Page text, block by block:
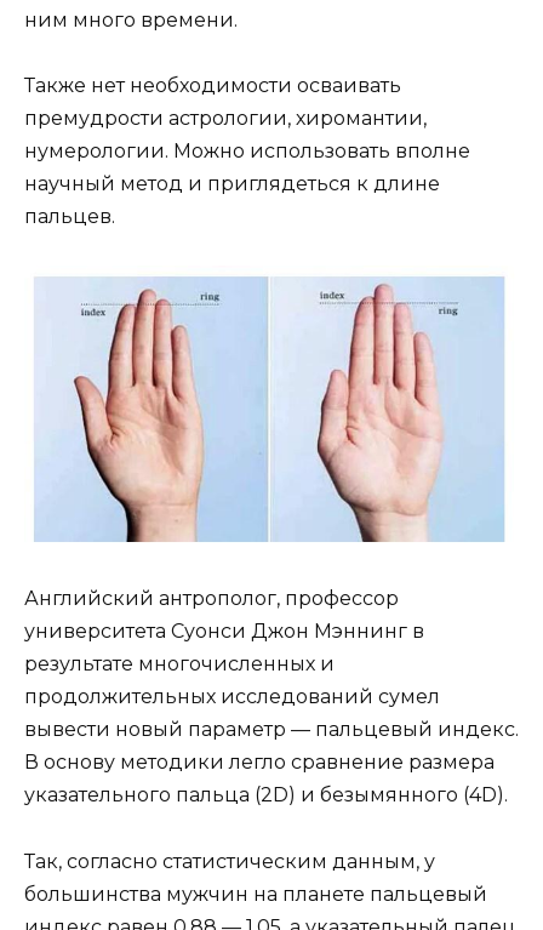
ним много времени.
Также нет необходимости осваивать
премудрости астрологии, хиромантии,
нумерологии. Можно использовать вполне
научный метод и приглядеться к длине
пальцев.
Английский антрополог, профессор
университета Суонси Джон Мэннинг в
результате многочисленных и
продолжительных исследований сумел
вывести новый параметр — пальцевый индекс.
В основу методики легло сравнение размера
указательного пальца (2D) и безымянного (4D).
Так, согласно статистическим данным, у
большинства мужчин на планете пальцевый